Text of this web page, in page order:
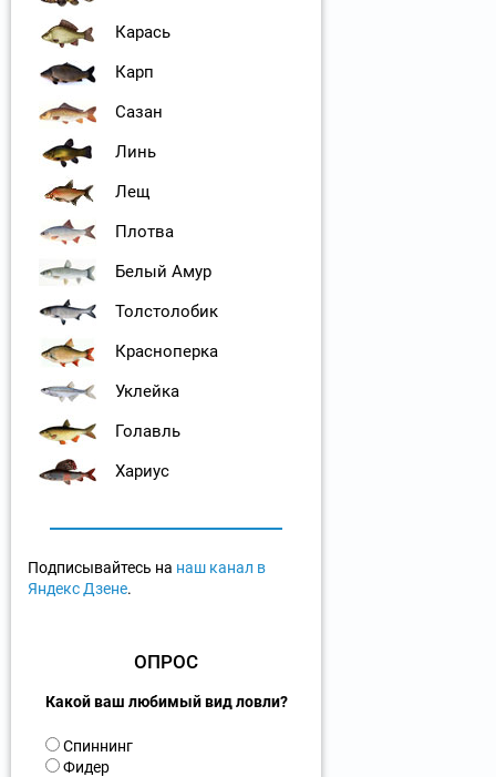
Карась
Карп
Сазан
Линь
Лещ
Плотва
Белый Амур
Толстолобик
Красноперка
Уклейка
Голавль
Хариус
Подписывайтесь на наш канал в
Яндекс Дзене.
ОПРОС
Какой ваш любимый вид ловли?
В
а
Спиннинг
Фидер